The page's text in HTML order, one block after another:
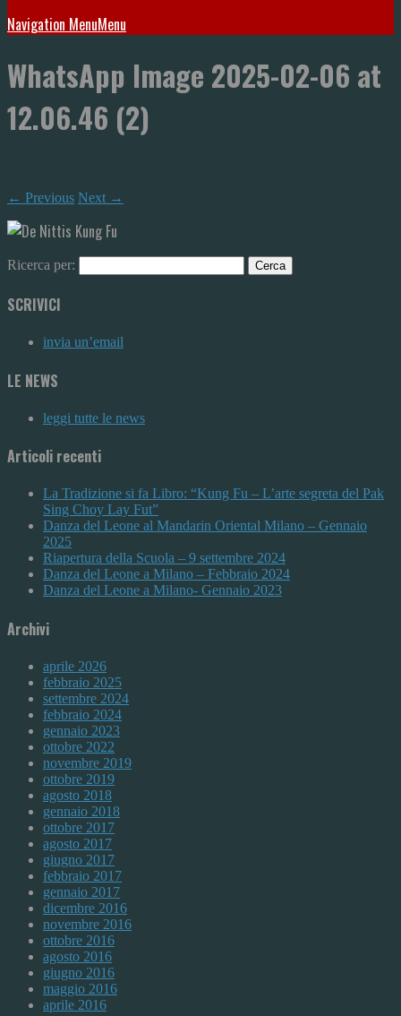
Navigation MenuMenu
WhatsApp Image 2025-02-06 at
12.06.46 (2)
← Previous Next →
Ricerca per:
SCRIVICI
invia un’email
LE NEWS
leggi tutte le news
Articoli recenti
La Tradizione si fa Libro: “Kung Fu – L’arte segreta del Pak
Sing Choy Lay Fut”
Danza del Leone al Mandarin Oriental Milano – Gennaio
2025
Riapertura della Scuola – 9 settembre 2024
Danza del Leone a Milano – Febbraio 2024
Danza del Leone a Milano- Gennaio 2023
Archivi
aprile 2026
febbraio 2025
settembre 2024
febbraio 2024
gennaio 2023
ottobre 2022
novembre 2019
ottobre 2019
agosto 2018
gennaio 2018
ottobre 2017
agosto 2017
giugno 2017
febbraio 2017
gennaio 2017
dicembre 2016
novembre 2016
ottobre 2016
agosto 2016
giugno 2016
maggio 2016
aprile 2016